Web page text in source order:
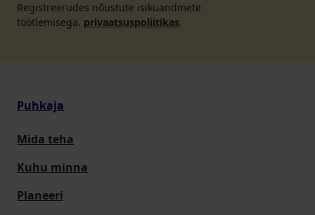
Registreerudes nõustute isikuandmete
töötlemisega. privaatsuspoliitikas.
Puhkaja
Mida teha
Kuhu minna
Planeeri